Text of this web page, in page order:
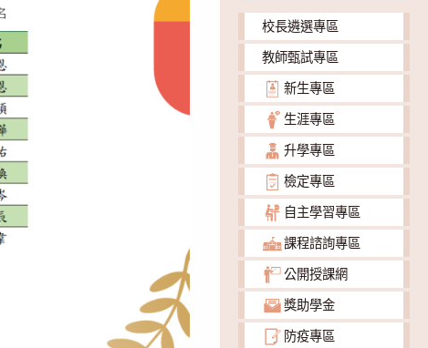
校長遴選專區
教師甄試專區
新生專區
生涯專區
升學專區
檢定專區
自主學習專區
課程諮詢專區
公開授課網
獎助學金
防疫專區